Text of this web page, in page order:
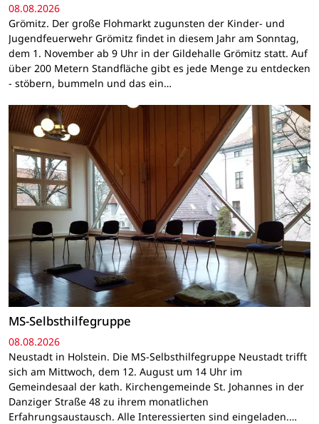
08.08.2026
Grömitz. Der große Flohmarkt zugunsten der Kinder- und
Jugendfeuerwehr Grömitz findet in diesem Jahr am Sonntag,
dem 1. November ab 9 Uhr in der Gildehalle Grömitz statt. Auf
über 200 Metern Standfläche gibt es jede Menge zu entdecken
- stöbern, bummeln und das ein…
MS-Selbsthilfegruppe
08.08.2026
Neustadt in Holstein. Die MS-Selbsthilfegruppe Neustadt trifft
sich am Mittwoch, dem 12. August um 14 Uhr im
Gemeindesaal der kath. Kirchengemeinde St. Johannes in der
Danziger Straße 48 zu ihrem monatlichen
Erfahrungsaustausch. Alle Interessierten sind eingeladen.…